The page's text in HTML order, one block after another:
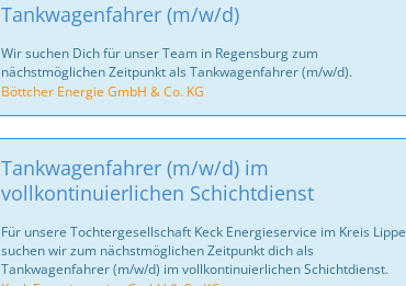
Tankwagenfahrer (m/w/d)
Wir suchen Dich für unser Team in Regensburg zum
nächstmöglichen Zeitpunkt als Tankwagenfahrer (m/w/d).
Böttcher Energie GmbH & Co. KG
Tankwagenfahrer (m/w/d) im
vollkontinuierlichen Schichtdienst
Für unsere Tochtergesellschaft Keck Energie­service im Kreis Lippe
suchen wir zum nächst­mög­lichen Zeit­punkt dich als
Tankwagenfahrer (m/w/d) im vollkontinuierlichen Schichtdienst.